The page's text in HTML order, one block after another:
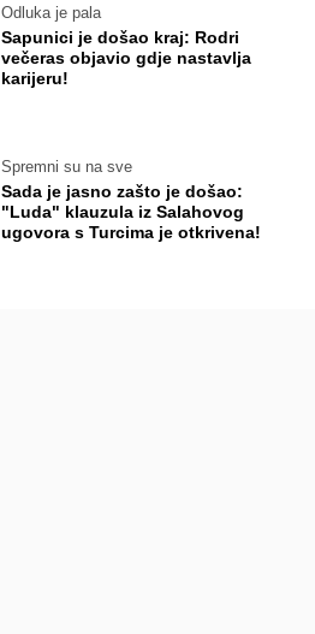
Odluka je pala
Sapunici je došao kraj: Rodri
večeras objavio gdje nastavlja
karijeru!
Spremni su na sve
Sada je jasno zašto je došao:
"Luda" klauzula iz Salahovog
ugovora s Turcima je otkrivena!